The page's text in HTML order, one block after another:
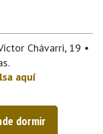
Chávarri, 19 •
aquí
dormir